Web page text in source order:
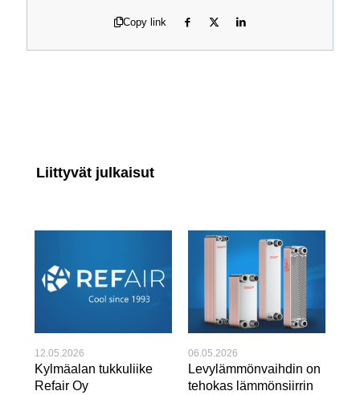
Copy link
Liittyvät julkaisut
12.05.2026
Kylmäalan tukkuliike
Refair Oy
06.05.2026
Levylämmönvaihdin on
tehokas lämmönsiirrin